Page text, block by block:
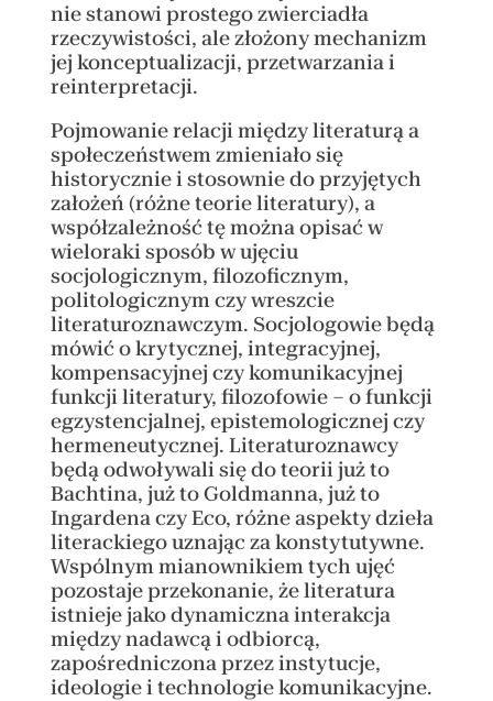
nie stanowi prostego zwierciadła
rzeczywistości, ale złożony mechanizm
jej konceptualizacji, przetwarzania i
reinterpretacji.
Pojmowanie relacji między literaturą a
społeczeństwem zmieniało się
historycznie i stosownie do przyjętych
założeń (różne teorie literatury), a
współzależność tę można opisać w
wieloraki sposób w ujęciu
socjologicznym, filozoficznym,
politologicznym czy wreszcie
literaturoznawczym. Socjologowie będą
mówić o krytycznej, integracyjnej,
kompensacyjnej czy komunikacyjnej
funkcji literatury, filozofowie – o funkcji
egzystencjalnej, epistemologicznej czy
hermeneutycznej. Literaturoznawcy
będą odwoływali się do teorii już to
Bachtina, już to Goldmanna, już to
Ingardena czy Eco, różne aspekty dzieła
literackiego uznając za konstytutywne.
Wspólnym mianownikiem tych ujęć
pozostaje przekonanie, że literatura
istnieje jako dynamiczna interakcja
między nadawcą i odbiorcą,
zapośredniczona przez instytucje,
ideologie i technologie komunikacyjne.